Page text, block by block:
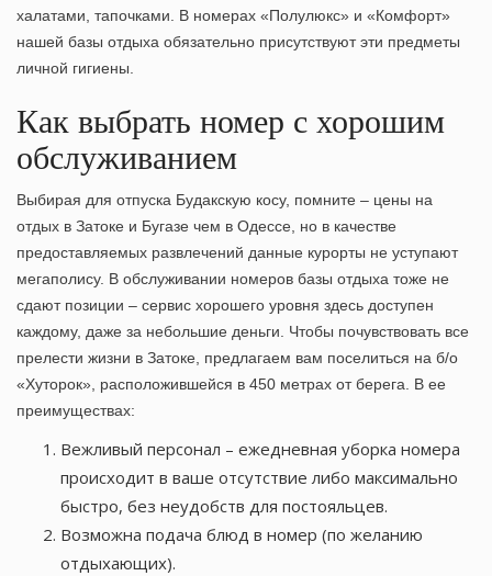
халатами, тапочками. В номерах «Полулюкс» и «Комфорт»
нашей базы отдыха обязательно присутствуют эти предметы
личной гигиены.
Как выбрать номер с хорошим
обслуживанием
Выбирая для отпуска Будакскую косу, помните – цены на
отдых в Затоке и Бугазе чем в Одессе, но в качестве
предоставляемых развлечений данные курорты не уступают
мегаполису. В обслуживании номеров базы отдыха тоже не
сдают позиции – сервис хорошего уровня здесь доступен
каждому, даже за небольшие деньги. Чтобы почувствовать все
прелести жизни в Затоке, предлагаем вам поселиться на б/о
«Хуторок», расположившейся в 450 метрах от берега. В ее
преимуществах:
Вежливый персонал – ежедневная уборка номера
происходит в ваше отсутствие либо максимально
быстро, без неудобств для постояльцев.
Возможна подача блюд в номер (по желанию
отдыхающих).